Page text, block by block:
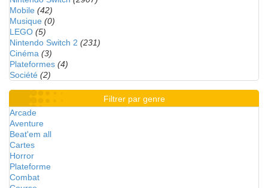
Mobile (42)
Musique (0)
LEGO (5)
Nintendo Switch 2 (231)
Cinéma (3)
Plateformes (4)
Société (2)
Filtrer par genre
Arcade
Aventure
Beat'em all
Cartes
Horror
Plateforme
Combat